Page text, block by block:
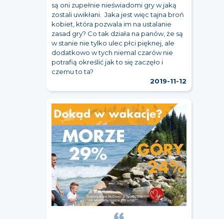
są oni zupełnie nieświadomi gry w jaką
zostali uwikłani. Jaka jest więc tajna broń
kobiet, która pozwala im na ustalanie
zasad gry? Co tak działa na panów, że są
w stanie nie tylko ulec płci pięknej, ale
dodatkowo w tych niemal czarów nie
potrafią określić jak to się zaczęło i
czemu to ta?
2019-11-12